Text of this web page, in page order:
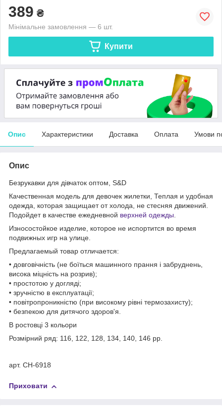
389 ₴
Мінімальне замовлення — 6 шт.
Купити
Опис Характеристики Доставка Оплата Умови
Опис
Безрукавки для дівчаток оптом, S&D
Качественная модель для девочек жилетки, Теплая и удобная
одежда, которая защищает от холода, не стесняя движений.
Подойдет в качестве ежедневной верхней одежды.
Износостойкое изделие, которое не испортится во время
подвижных игр на улице.
Предлагаемый товар отличается:
• довговічність (не боїться машинного прання і забруднень,
висока міцність на розрив);
• простотою у догляді;
• зручністю в експлуатації;
• повітропроникністю (при високому рівні термозахисту);
• безпекою для дитячого здоров'я.
В ростовці 3 кольори
Розмірний ряд: 116, 122, 128, 134, 140, 146 рр.
арт. CH-6918
Приховати